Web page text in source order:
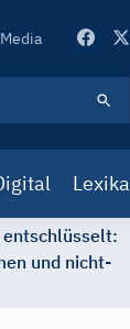
Media
Lexika
und nicht-